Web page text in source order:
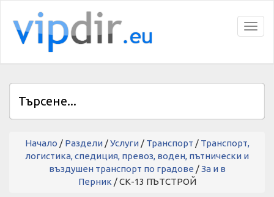
Начало / Раздели/Услуги/ Транспорт / Транспорт,
логистика, спедиция, превоз, воден, пътнически и
въздушен транспорт по градове /За и в
Перник / СК-13 ПЪТСТРОЙ